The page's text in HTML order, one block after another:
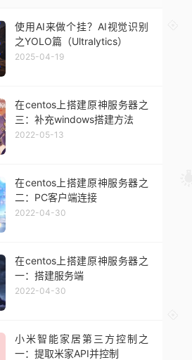
使用AI来做个挂？AI视觉识别
之YOLO篇（Ultralytics）
2025-04-19
在centos上搭建原神服务器之
三：补充windows搭建方法
2022-05-13
在centos上搭建原神服务器之
二：PC客户端连接
2022-04-30
在centos上搭建原神服务器之
一：搭建服务端
2022-04-30
小米智能家居第三方控制之
一：提取米家API并控制